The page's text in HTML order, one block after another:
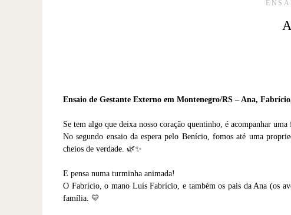
Ensaio de Gestante Externo em Montenegro/RS – Ana,
Se tem algo que deixa nosso coração quentinho, é acompanhar
No segundo ensaio da espera pelo Benício, fomos até uma
cheios de verdade. 🌿✨
E pensa numa turminha animada!
O Fabrício, o mano Luís Fabrício, e também os pais da Ana (os
família. 💛